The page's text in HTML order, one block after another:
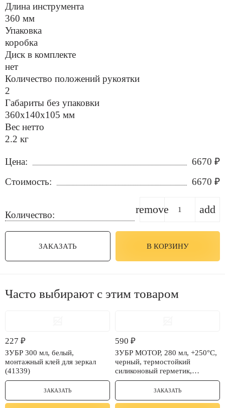
Длина инструмента
360 мм
Упаковка
коробка
Диск в комплекте
нет
Количество положений рукоятки
2
Габариты без упаковки
360х140х105 мм
Вес нетто
2.2 кг
Цена: 6670 ₽
Стоимость:
6670 ₽
Количество: remove add
ЗАКАЗАТЬ В КОРЗИНУ
Часто выбирают с этим товаром
227 ₽
ЗУБР 300 мл, белый,
монтажный клей для зеркал
(41339)
ЗАКАЗАТЬ
590 ₽
ЗУБР МОТОР, 280 мл, +250°C,
черный, термостойкий
силиконовый герметик,
Профессионал (41245-4)
ЗАКАЗАТЬ